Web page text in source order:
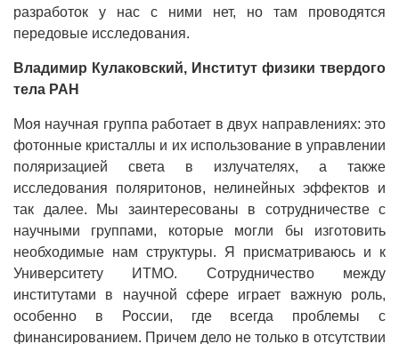
разработок у нас с ними нет, но там проводятся
передовые исследования.
Владимир Кулаковский, Институт физики твердого
тела РАН
Моя научная группа работает в двух направлениях: это
фотонные кристаллы и их использование в управлении
поляризацией света в излучателях, а также
исследования поляритонов, нелинейных эффектов и
так далее. Мы заинтересованы в сотрудничестве с
научными группами, которые могли бы изготовить
необходимые нам структуры. Я присматриваюсь и к
Университету ИТМО. Сотрудничество между
институтами в научной сфере играет важную роль,
особенно в России, где всегда проблемы с
финансированием. Причем дело не только в отсутствии